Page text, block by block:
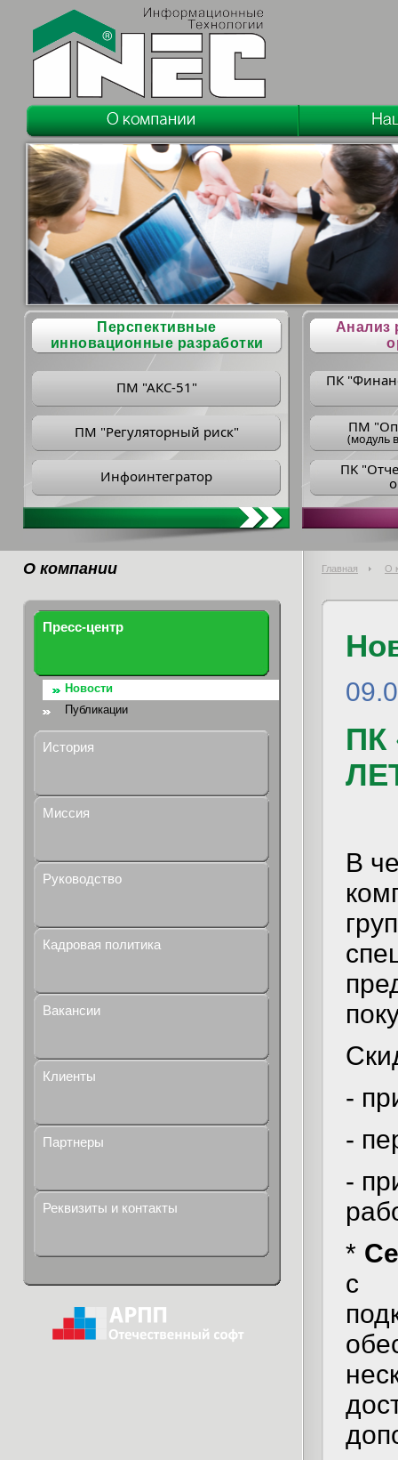
Перспективные
инновационные разработки
ПМ "АКС-51"
ПМ "Регуляторный риск"
Инфоинтегратор
Анализ
ПК
ПM
(модуль
ПK
О компании Главная О
Пресс-центр
Новости
Публикации
История
Миссия
Руководство
Кадровая политика
Вакансии
Клиенты
Партнеры
Реквизиты и контакты
ПК
В
-
-
-
*
с